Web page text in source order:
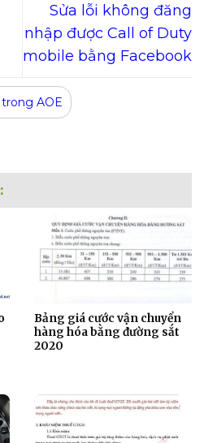
Sửa lỗi không đăng
nhập được Call of Duty
mobile bằng Facebook
AOE
Bảng giá cước vận chuyển
hàng hóa bằng đường sắt
2020